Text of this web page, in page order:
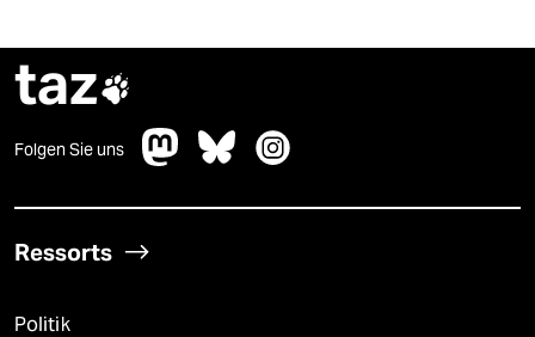
taz
Folgen Sie uns
Ressorts
Politik